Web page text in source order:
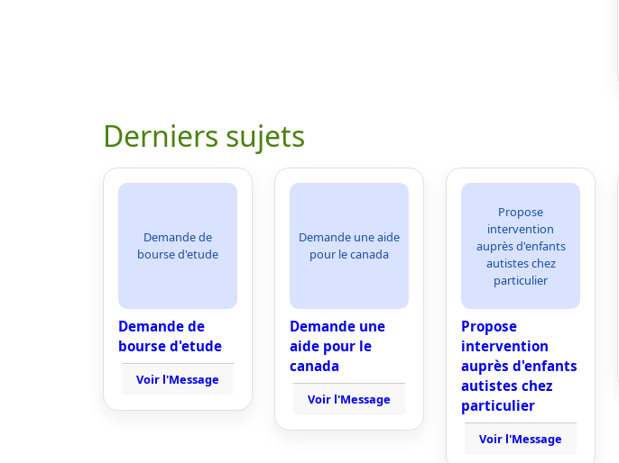
Derniers sujets
Demande de
bourse d'etude
Demande de
bourse d'etude
Voir l'Message
Demande une aide
pour le canada
Demande une
aide pour le
canada
Voir l'Message
Propose
intervention
auprès d'enfants
autistes chez
particulier
Propose
intervention
auprès d'enfants
autistes chez
particulier
Voir l'Message